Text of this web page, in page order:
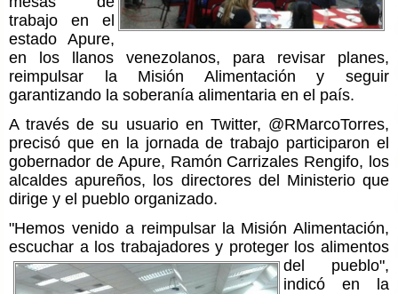
trabajo en el
estado Apure,
en los llanos venezolanos, para revisar planes,
reimpulsar la Misión Alimentación y seguir
garantizando la soberanía alimentaria en el país.
A través de su usuario en Twitter, ‏@RMarcoTorres,
precisó que en la jornada de trabajo participaron el
gobernador de Apure, Ramón Carrizales Rengifo, los
alcaldes apureños, los directores del Ministerio que
dirige y el pueblo organizado.
"Hemos venido a reimpulsar la Misión Alimentación,
escuchar a los trabajadores y proteger los alimentos
del pueblo",
indicó en la